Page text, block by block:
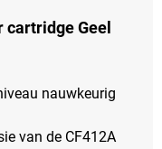
cartridge Geel
nauwkeurig
van de CF412A